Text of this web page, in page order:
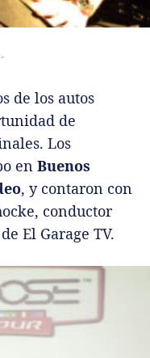
de los autos
de
Los
en Buenos
, y contaron con
conductor
El Garage TV.